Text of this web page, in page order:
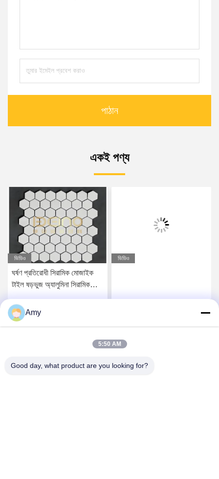
পাঠান
একই পণ্য
ভিডিও
ঘর্ষণ প্রতিরোধী সিরামিক মোজাইক
টাইল ষড়ভুজ অ্যালুমিনা সিরামিক
ভিডিও
Amy
5:50 AM
Good day, what product are you looking for?